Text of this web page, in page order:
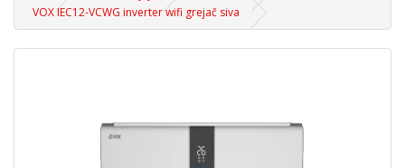
VOX IEC12-VCWG inverter wifi grejač siva